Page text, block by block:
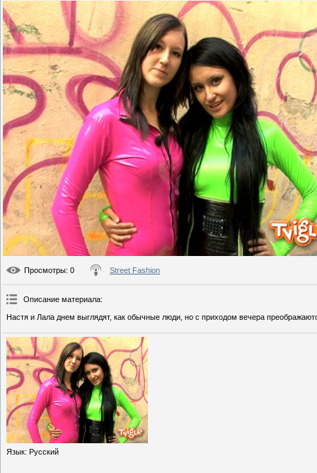
Просмотры: 0 Street Fashion
Описание материала:
Настя и Лала днем выглядят, как обычные люди, но с приходом вечера
Язык: Русский